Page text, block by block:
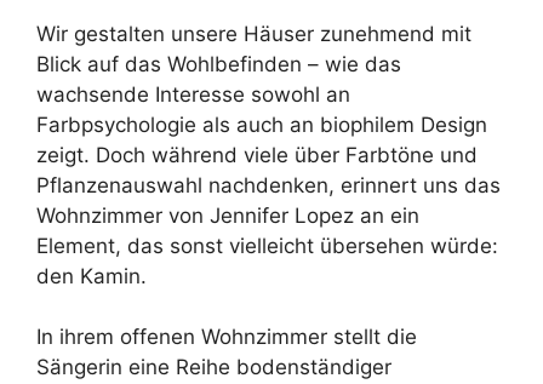
Wir gestalten unsere Häuser zunehmend mit
Blick auf das Wohlbefinden – wie das
wachsende Interesse sowohl an
Farbpsychologie als auch an biophilem Design
zeigt. Doch während viele über Farbtöne und
Pflanzenauswahl nachdenken, erinnert uns das
Wohnzimmer von Jennifer Lopez an ein
Element, das sonst vielleicht übersehen würde:
den Kamin.
In ihrem offenen Wohnzimmer stellt die
Sängerin eine Reihe bodenständiger